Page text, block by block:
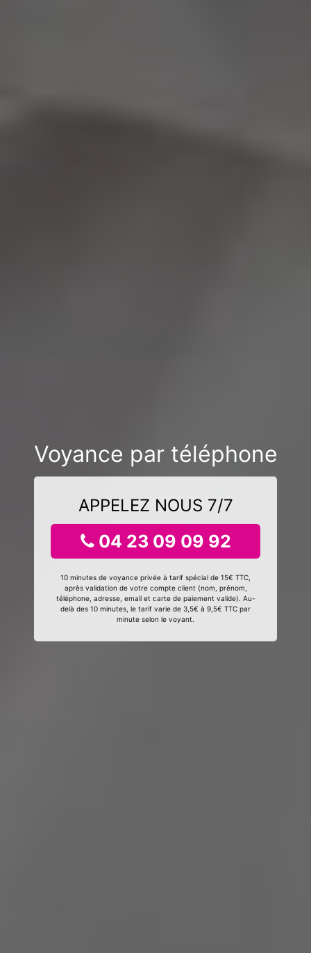
Voyance par téléphone
APPELEZ NOUS 7/7
04 23 09 09 92
10 minutes de voyance privée à tarif spécial de 15€ TTC,
après validation de votre compte client (nom, prénom,
téléphone, adresse, email et carte de paiement valide). Au-
delà des 10 minutes, le tarif varie de 3,5€ à 9,5€ TTC par
minute selon le voyant.